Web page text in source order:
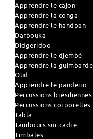
Apprendre le cajon
Apprendre la conga
Apprendre le handpan
Darbouka
Didgeridoo
Apprendre le djembé
Apprendre la guimbarde
Oud
Apprendre le pandeiro
Percussions brésiliennes
Percussions corporelles
Tabla
Tambours sur cadre
Timbales